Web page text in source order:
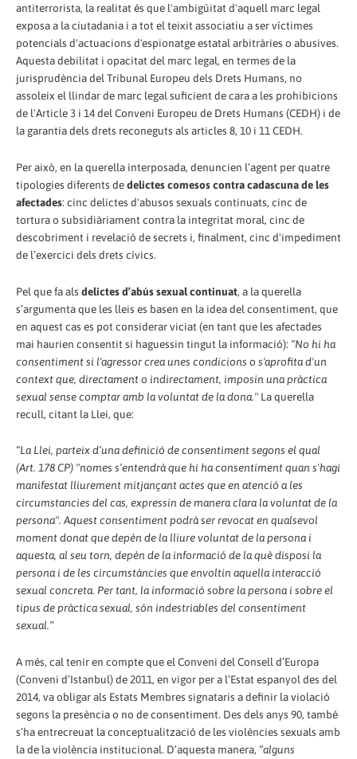
antiterrorista, la realitat és que l'ambigüitat d'aquell marc legal
exposa a la ciutadania i a tot el teixit associatiu a ser víctimes
potencials d'actuacions d'espionatge estatal arbitràries o abusives.
Aquesta debilitat i opacitat del marc legal, en termes de la
jurisprudència del Tribunal Europeu dels Drets Humans, no
assoleix el llindar de marc legal suficient de cara a les prohibicions
de l'Article 3 i 14 del Conveni Europeu de Drets Humans (CEDH) i de
la garantia dels drets reconeguts als articles 8, 10 i 11 CEDH.
Per això, en la querella interposada, denuncien l’agent per quatre
tipologies diferents dedelictes comesos contra cadascuna de les
afectades: cinc delictes d'abusos sexuals continuats, cinc de
tortura o subsidiàriament contra la integritat moral, cinc de
descobriment i revelació de secrets i, finalment, cinc d'impediment
de l’exercici dels drets cívics.
Pel que fa als delictes d’abús sexual continuat, a la querella
s’argumenta que les lleis es basen en la idea del consentiment, que
en aquest cas es pot considerar viciat (en tant que les afectades
mai haurien consentit si haguessin tingut la informació): “No hi ha
consentiment si l'agressor crea unes condicions o s'aprofita d'un
context que, directament o indirectament, imposin una pràctica
sexual sense comptar amb la voluntat de la dona." La querella
recull, citant la Llei, que:
“La Llei, parteix d’una definició de consentiment segons el qual
(Art. 178 CP) "nomes s’entendrà que hi ha consentiment quan s'hagi
manifestat lliurement mitjançant actes que en atenció a les
circumstancies del cas, expressin de manera clara la voluntat de la
persona". Aquest consentiment podrà ser revocat en qualsevol
moment donat que depèn de la lliure voluntat de la persona i
aquesta, al seu torn, depèn de la informació de la què disposi la
persona i de les circumstàncies que envoltin aquella interacció
sexual concreta. Per tant, la informació sobre la persona i sobre el
tipus de pràctica sexual, són indestriables del consentiment
sexual.”
A més, cal tenir en compte que el Conveni del Consell d’Europa
(Conveni d’Istanbul) de 2011, en vigor per a l’Estat espanyol des del
2014, va obligar als Estats Membres signataris a definir la violació
segons la presència o no de consentiment. Des dels anys 90, també
s’ha entrecreuat la conceptualització de les violències sexuals amb
la de la violència institucional. D’aquesta manera, “alguns